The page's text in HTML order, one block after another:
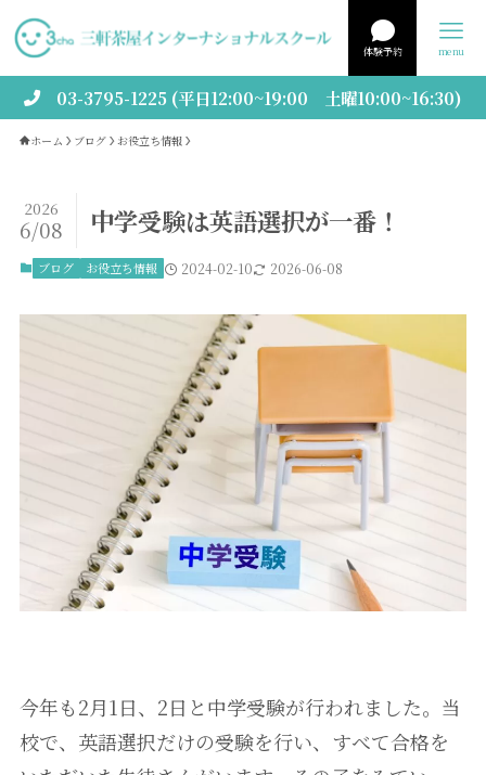
体験予約 menu
03-3795-1225 (平日12:00~19:00 土曜10:00~16:30)
ホーム ブログ お役立ち情報
中学受験は英語選択が一番！
2026
6/08
ブログ お役立ち情報 2024-02-10 2026-06-08
今年も2月1日、2日と中学受験が行われました。当
校で、英語選択だけの受験を行い、すべて合格を